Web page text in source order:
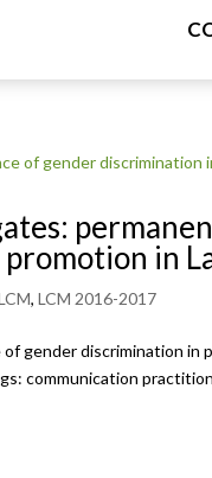
in
,LCM 2016-2017
gender discrimination in
communication